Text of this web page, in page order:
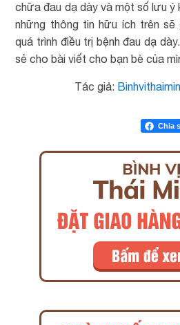
chữa đau dạ dày và một số lưu ý
những thông tin hữu ích trên
quá trình điều trị bệnh đau dạ
sẻ cho bài viết cho bạn bè của
Tác giả:
Chia